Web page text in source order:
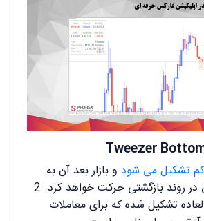
کم تشکیل می شود و بازار بعد آن به
صورت خیلی خوبی در روند بازگشتی حرکت خواهد کرد. 2
تشکیل شده که برای معاملات